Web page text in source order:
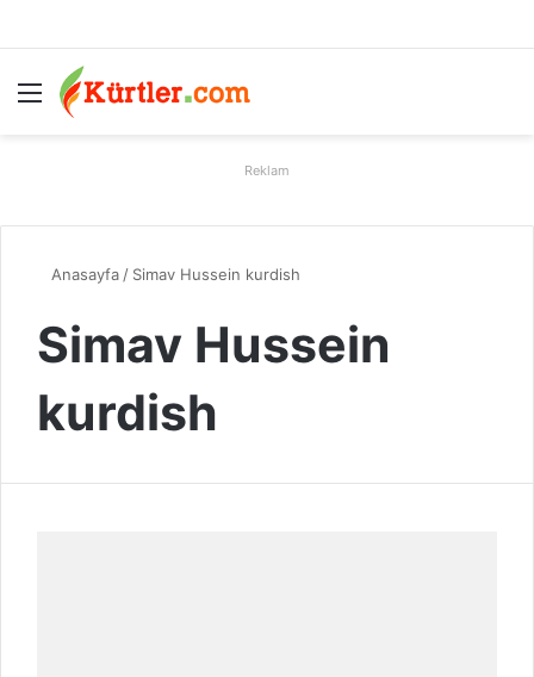
Menü
Reklam
Anasayfa / Simav Hussein kurdish
Simav Hussein
kurdish